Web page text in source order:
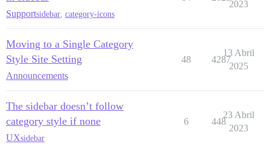
Supportsidebar category-icons
2023
Moving to a Single Category
Style Site Setting
Announcements
48 4287
13 Abril
2025
The sidebar doesn’t follow
category style if none
UXsidebar
6 448
23 Abril
2023